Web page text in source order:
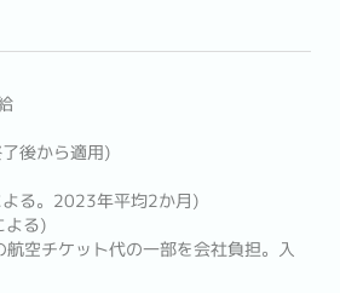
後から適用)
よる。2023年平均2か月)
よる)
航空チケット代の一部を会社負担。入